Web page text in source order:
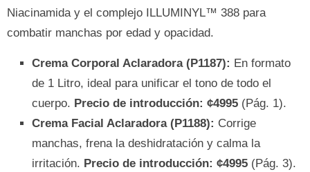
Niacinamida y el complejo ILLUMINYL™ 388 para
combatir manchas por edad y opacidad.
Crema Corporal Aclaradora (P1187): En formato
de 1 Litro, ideal para unificar el tono de todo el
cuerpo. Precio de introducción: ¢4995 (Pág. 1).
Crema Facial Aclaradora (P1188): Corrige
manchas, frena la deshidratación y calma la
irritación. Precio de introducción: ¢4995 (Pág. 3).